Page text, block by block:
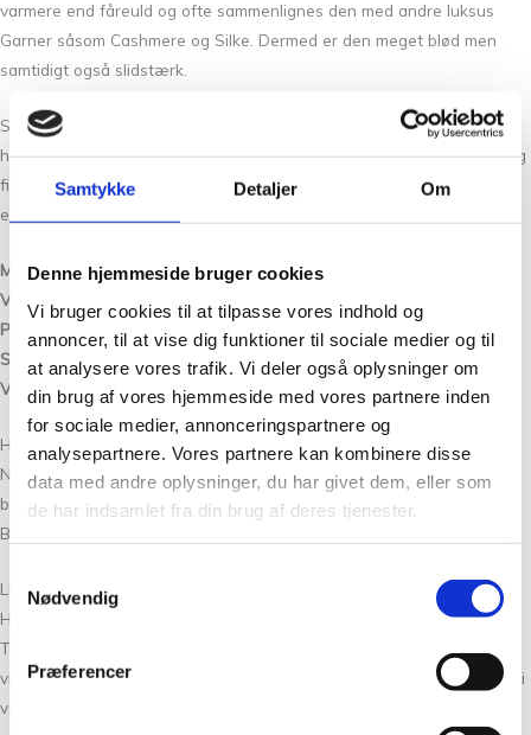
Samtykke Detaljer Om
Denne hjemmeside bruger cookies
Vi bruger cookies til at tilpasse vores indhold og
annoncer, til at vise dig funktioner til sociale medier og til
at analysere vores trafik. Vi deler også oplysninger om
din brug af vores hjemmeside med vores partnere inden
for sociale medier, annonceringspartnere og
analysepartnere. Vores partnere kan kombinere disse
data med andre oplysninger, du har givet dem, eller som
de har indsamlet fra din brug af deres tjenester.
Nødvendig
Præferencer
varmere end fåreuld og ofte sammenlignes den med andre luksus
Garner såsom Cashmere og Silke. Dermed er den meget blød men
samtidigt også slidstærk.
Strik i Kameluld Lys Turkis 33 bliver blødt og luftigt og kan temperere
huden, dvs. den virker ikke for varm eller omvendt kølig. Den egner sig
fint til baby, tumlinger og store børn. Til voksne vil den fint kunne
erstatte tynde uldgarner til pinde 3-31/2 (fingering og sportweight)
Materiale:80% merino – 20% kameluld
Vægt/Løbelængde:
Pinde:
Strikkefasthed:
27 masker og 39 pinde = 10 x 10 cm.
Vaskeanvisning:
håndvask med uldvaskemiddel og i lunkent vand•
Hvis du er glad for vores bæredygtige Kameluld Lys Turkis 33 fra
Nordic Yarn Lab, så vil du også syntes om vores andre ekslusive og
bæredygtige garner fra Tante Grøn CPH: Havblik, Print, Tweed,
Bøllefrø, Blomsterfrø, Colourways og Silkeblomst.
Lidt om Tante Grøn CPH:
Hos Tante Grøn CPH har vi, udover egne garner, som Kameluld Lys
Turkis 33, et stort udvalg af garner i mange skønne farver. Så hvis du
vil have syn for sagen og mærke garnet mellem fingrene, så kom forbi
vores butik på Christian Winthers Vej. Vi stræber altid efter en